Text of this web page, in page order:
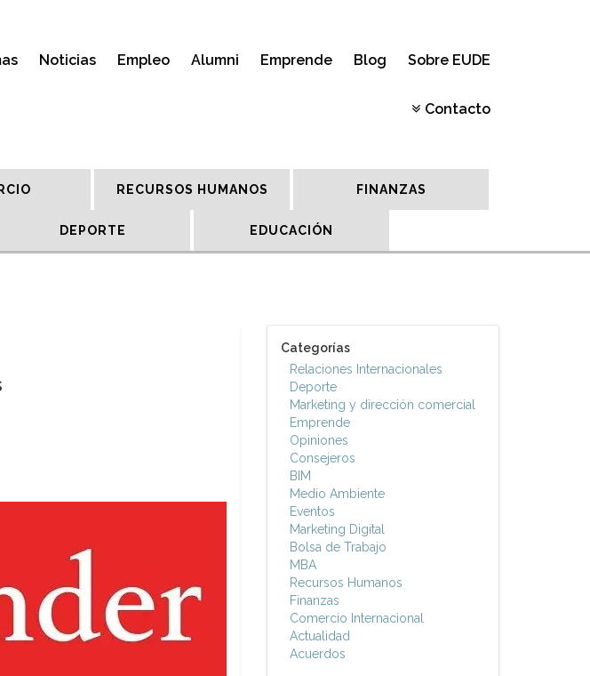
Noticias Empleo Alumni Emprende Blog Sobre EUDE
Contacto
RECURSOS HUMANOS FINANZAS
DEPORTE EDUCACIÓN
Categorías
Relaciones Internacionales
Deporte
Marketing y dirección comercial
Emprende
Opiniones
Consejeros
BIM
Medio Ambiente
Eventos
Marketing Digital
Bolsa de Trabajo
MBA
Recursos Humanos
Finanzas
Comercio Internacional
Actualidad
Acuerdos